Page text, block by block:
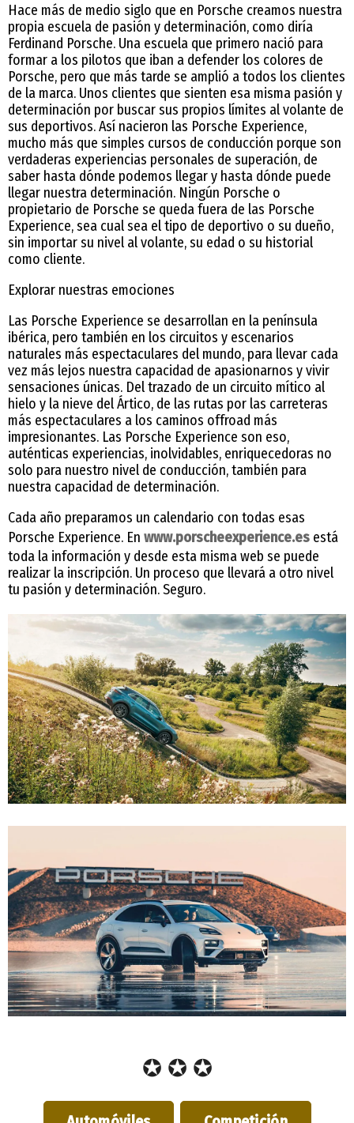
Hace más de medio siglo que en Porsche creamos nuestra
propia escuela de pasión y determinación, como diría
Ferdinand Porsche. Una escuela que primero nació para
formar a los pilotos que iban a defender los colores de
Porsche, pero que más tarde se amplió a todos los clientes
de la marca. Unos clientes que sienten esa misma pasión y
determinación por buscar sus propios límites al volante de
sus deportivos. Así nacieron las Porsche Experience,
mucho más que simples cursos de conducción porque son
verdaderas experiencias personales de superación, de
saber hasta dónde podemos llegar y hasta dónde puede
llegar nuestra determinación. Ningún Porsche o
propietario de Porsche se queda fuera de las Porsche
Experience, sea cual sea el tipo de deportivo o su dueño,
sin importar su nivel al volante, su edad o su historial
como cliente.
Explorar nuestras emociones
Las Porsche Experience se desarrollan en la península
ibérica, pero también en los circuitos y escenarios
naturales más espectaculares del mundo, para llevar cada
vez más lejos nuestra capacidad de apasionarnos y vivir
sensaciones únicas. Del trazado de un circuito mítico al
hielo y la nieve del Ártico, de las rutas por las carreteras
más espectaculares a los caminos offroad más
impresionantes. Las Porsche Experience son eso,
auténticas experiencias, inolvidables, enriquecedoras no
solo para nuestro nivel de conducción, también para
nuestra capacidad de determinación.
Cada año preparamos un calendario con todas esas
Porsche Experience. En www.porscheexperience.es está
toda la información y desde esta misma web se puede
realizar la inscripción. Un proceso que llevará a otro nivel
tu pasión y determinación. Seguro.
✪ ✪ ✪